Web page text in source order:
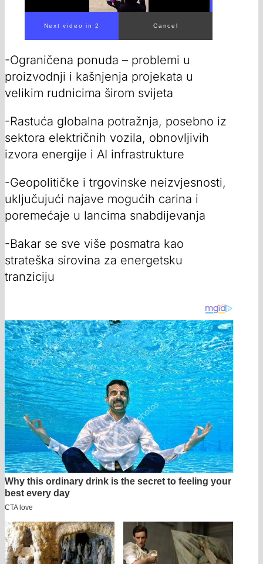
-Ograničena ponuda – problemi u
proizvodnji i kašnjenja projekata u
velikim rudnicima širom svijeta
-Rastuća globalna potražnja, posebno iz
sektora električnih vozila, obnovljivih
izvora energije i AI infrastrukture
-Geopolitičke i trgovinske neizvjesnosti,
uključujući najave mogućih carina i
poremećaje u lancima snabdijevanja
-Bakar se sve više posmatra kao
strateška sirovina za energetsku
tranziciju